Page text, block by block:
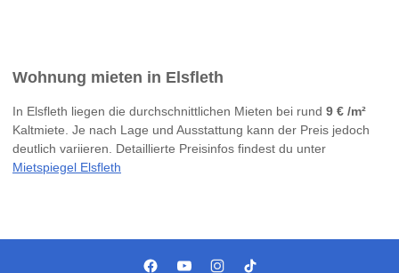
Wohnung mieten in Elsfleth
In Elsfleth liegen die durchschnittlichen Mieten bei rund 9 € /m²
Kaltmiete. Je nach Lage und Ausstattung kann der Preis jedoch
deutlich variieren. Detaillierte Preisinfos findest du unter
Mietspiegel Elsfleth